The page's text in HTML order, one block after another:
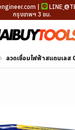
| LINE
กรุงเทพฯ 3 ชม.
ลวดเชื่อมไฟฟ้าสแตนเลส GEMINI